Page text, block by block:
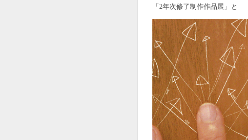
「2年次修了制作作品展」と